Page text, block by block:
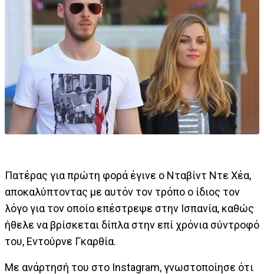
Πατέρας για πρώτη φορά έγινε ο Νταβίντ Ντε Χέα,
αποκαλύπτοντας με αυτόν τον τρόπο ο ίδιος τον
λόγο για τον οποίο επέστρεψε στην Ισπανία, καθώς
ήθελε να βρίσκεται δίπλα στην επί χρόνια σύντροφό
του, Εντούρνε Γκαρθία.
Με ανάρτησή του στο Instagram, γνωστοποίησε ότι